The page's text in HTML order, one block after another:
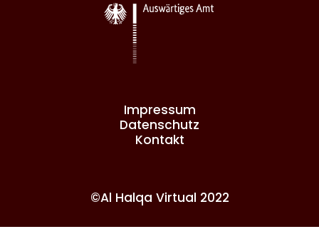
Impressum
Datenschutz
Kontakt
©Al Halqa Virtual 2022